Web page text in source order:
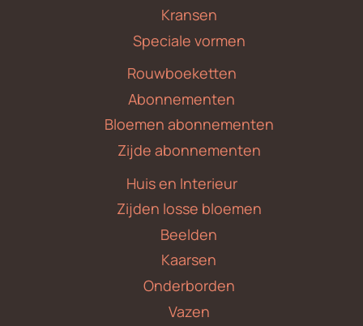
Kransen
Speciale vormen
Rouwboeketten
Abonnementen
Bloemen abonnementen
Zijde abonnementen
Huis en Interieur
Zijden losse bloemen
Beelden
Kaarsen
Onderborden
Vazen